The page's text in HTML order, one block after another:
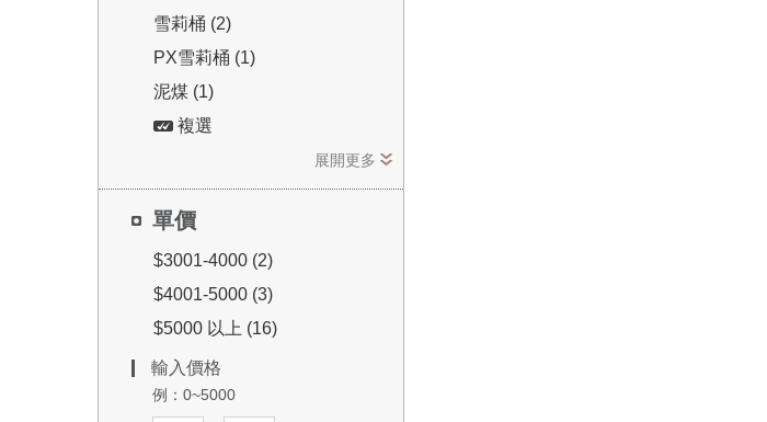
雪莉桶 (2)
PX雪莉桶 (1)
泥煤 (1)
複選
展開更多
單價
$3001-4000 (2)
$4001-5000 (3)
$5000 以上 (16)
輸入價格
例：0~5000